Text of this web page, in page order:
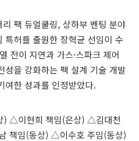
팩 듀얼쿨링, 상하부 벤팅 분야
특허를 출원한 장혁균 선임이 수
전이 지연과 가스·스파크 제어
성을 강화하는 팩 설계 기술 개발
여한 성과를 인정받았다.
) △이현희 책임(은상) △김대천
책임(동상) △이수호 주임(동상)